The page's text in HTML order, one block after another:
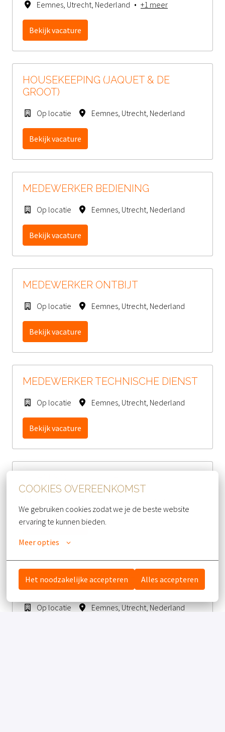
COOKIES OVEREENKOMST
We gebruiken cookies zodat we je de beste website
ervaring te kunnen bieden.
Meer opties
Het noodzakelijke accepteren Alles accepteren
Eemnes, Utrecht, Nederland • +1 meer
Bekijk vacature
HOUSEKEEPING (JAQUET & DE
GROOT)
Op locatie Eemnes, Utrecht, Nederland
Bekijk vacature
MEDEWERKER BEDIENING
Op locatie Eemnes, Utrecht, Nederland
Bekijk vacature
MEDEWERKER ONTBIJT
Op locatie Eemnes, Utrecht, Nederland
Bekijk vacature
MEDEWERKER TECHNISCHE DIENST
Op locatie Eemnes, Utrecht, Nederland
Bekijk vacature
Bekijk vacature
RESTAURANT MANAGER / CHEF
BEDIENING
Op locatie Eemnes,Utrecht,Nederland